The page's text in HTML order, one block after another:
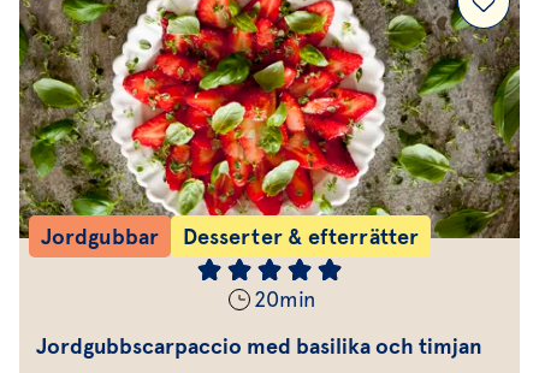
Jordgubbar Desserter & efterrätter
20min
Jordgubbscarpaccio med basilika och timjan